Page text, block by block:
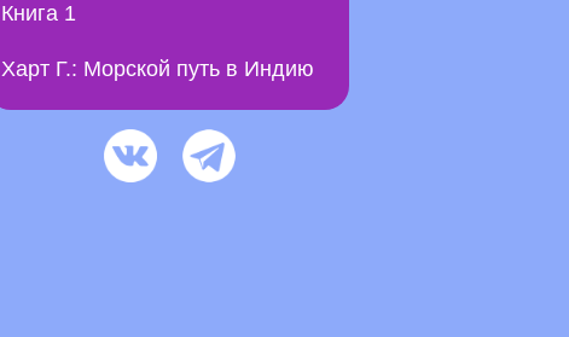
Книга 1
Харт Г.: Морской путь в Индию